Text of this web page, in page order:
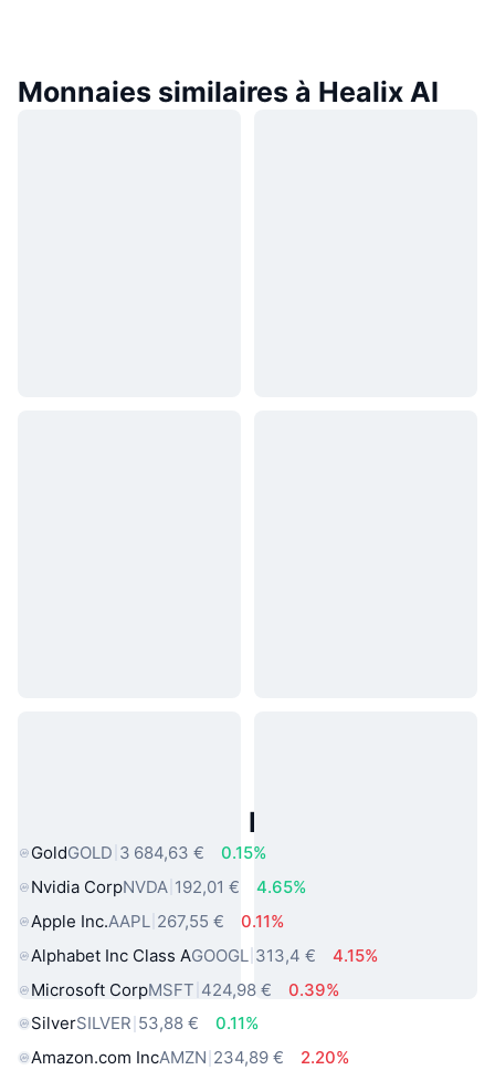
Monnaies similaires à Healix AI
Actifs du Monde Réel Populaires
GoldGOLD 3 684,63 €
0.15%
Nvidia CorpNVDA 192,01 €
4.65%
Apple Inc.AAPL 267,55 €
0.11%
Alphabet Inc Class AGOOGL 313,4 €
4.15%
Microsoft CorpMSFT 424,98 €
0.39%
SilverSILVER 53,88 €
0.11%
Amazon.com IncAMZN 234,89 €
2.20%